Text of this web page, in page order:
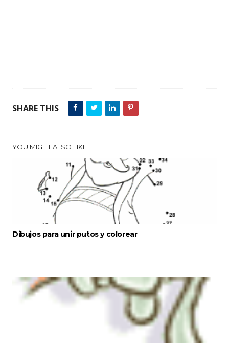
SHARE THIS
YOU MIGHT ALSO LIKE
Dibujos para unir putos y colorear